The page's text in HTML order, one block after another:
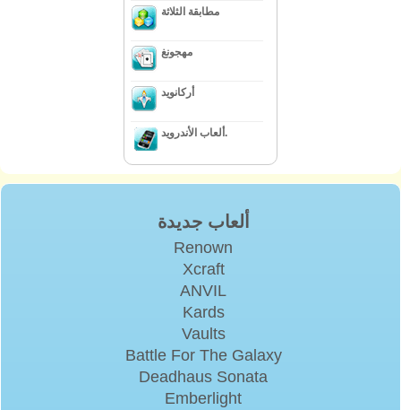
مطابقة الثلاثة
مهجونغ
أركانويد
ألعاب الأندرويد.
ألعاب جديدة
Renown
Xcraft
ANVIL
Kards
Vaults
Battle For The Galaxy
Deadhaus Sonata
Emberlight